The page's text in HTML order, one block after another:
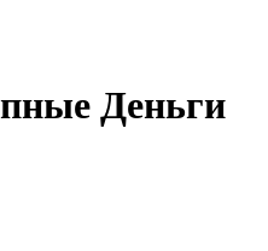
Деньги